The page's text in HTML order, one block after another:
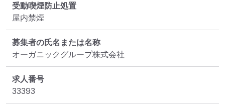
受動喫煙防止処置
屋内禁煙
募集者の氏名または名称
オーガニックグループ株式会社
求人番号
33393